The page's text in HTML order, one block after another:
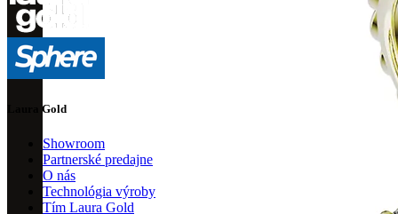
Laura Gold
Showroom
Partnerské predajne
O nás
Technológia výroby
Tím Laura Gold